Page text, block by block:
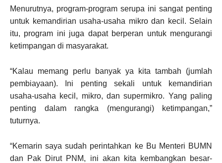
Menurutnya, program-program serupa ini sangat penting
untuk kemandirian usaha-usaha mikro dan kecil. Selain
itu, program ini juga dapat berperan untuk mengurangi
ketimpangan di masyarakat.
“Kalau memang perlu banyak ya kita tambah (jumlah
pembiayaan). Ini penting sekali untuk kemandirian
usaha-usaha kecil, mikro, dan supermikro. Yang paling
penting dalam rangka (mengurangi) ketimpangan,”
tuturnya.
“Kemarin saya sudah perintahkan ke Bu Menteri BUMN
dan Pak Dirut PNM, ini akan kita kembangkan besar-